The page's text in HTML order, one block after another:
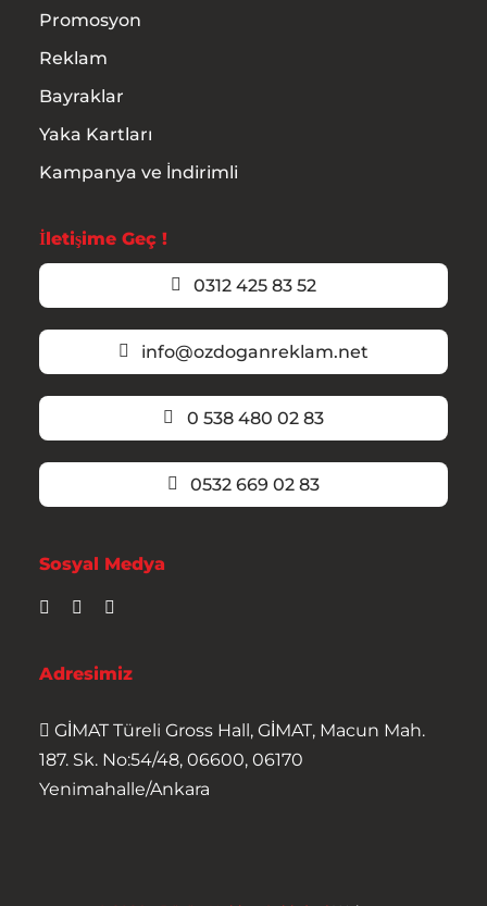
Promosyon
Reklam
Bayraklar
Yaka Kartları
Kampanya ve İndirimli
İletişime Geç !
0312 425 83 52
info@ozdoganreklam.net
0 538 480 02 83
0532 669 02 83
Sosyal Medya
Adresimiz
GİMAT Türeli Gross Hall, GİMAT, Macun Mah.
187. Sk. No:54/48, 06600, 06170
Yenimahalle/Ankara